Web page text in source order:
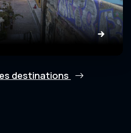
destinations